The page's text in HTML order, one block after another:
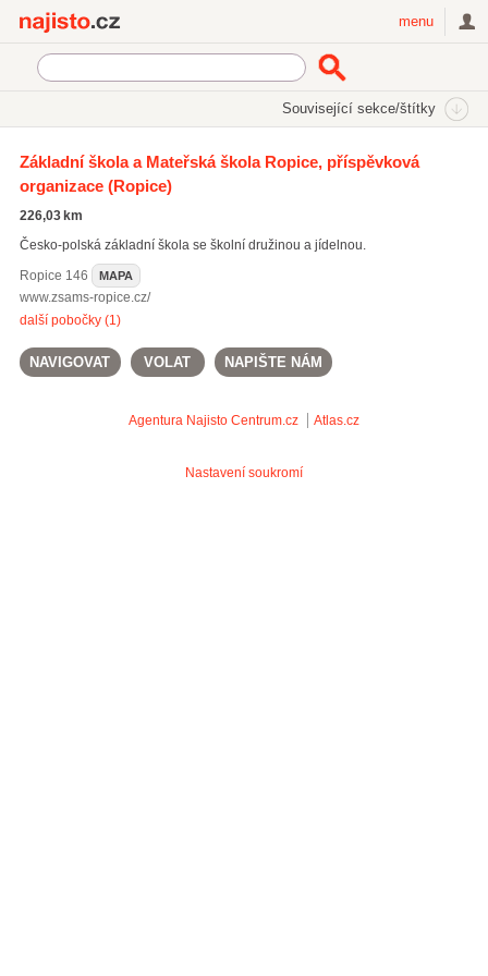
menu
Související sekce/štítky
Vícejazyčné základní školy
Základní škola a Mateřská škola Ropice, příspěvková
organizace(Ropice)
226,03 km
Česko-polská základní škola se školní družinou a jídelnou.
Ropice 146 MAPA
www.zsams-ropice.cz/
další pobočky (1)
NAVIGOVAT VOLAT NAPIŠTE NÁM
Agentura Najisto Centrum.cz Atlas.cz
Nastavení soukromí